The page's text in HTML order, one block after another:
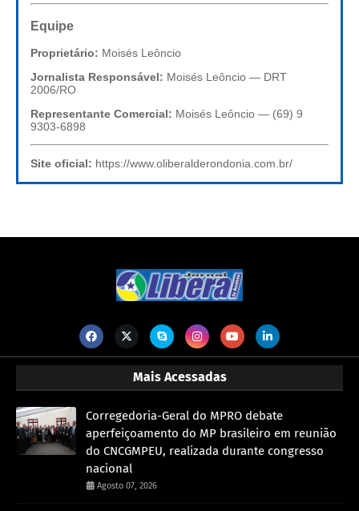
Equipe
Proprietário: Moisés Leôncio
Jornalista Responsável: Moisés Leôncio — DRT
2006/RO
Representante Comercial: Moisés Leôncio — (69) 9
9303-6898
Site oficial: https://www.oliberalderondonia.com.br/
Mais Acessadas
Corregedoria-Geral do MPRO debate
aperfeiçoamento do MP brasileiro em reunião
do CNCGMPEU, realizada durante congresso
nacional
Agosto 07, 2026